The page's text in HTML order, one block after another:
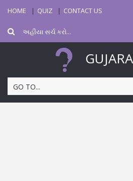
HOME QUIZ CONTACT US
GO TO...